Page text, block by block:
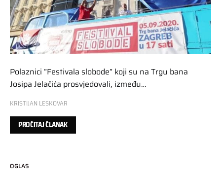
Polaznici ”Festivala slobode” koji su na Trgu bana
Josipa Jelačića prosvjedovali, između…
KRISTIJAN LESKOVAR
PROČITAJ ČLANAK
OGLAS